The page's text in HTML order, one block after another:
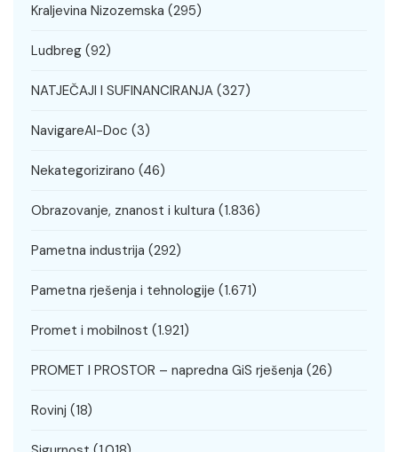
Kraljevina Nizozemska (295)
Ludbreg (92)
NATJEČAJI I SUFINANCIRANJA (327)
NavigareAI-Doc (3)
Nekategorizirano (46)
Obrazovanje, znanost i kultura (1.836)
Pametna industrija (292)
Pametna rješenja i tehnologije (1.671)
Promet i mobilnost (1.921)
PROMET I PROSTOR – napredna GiS rješenja (26)
Rovinj (18)